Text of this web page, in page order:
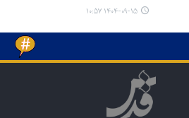
۱۴۰۴-۰۹-۱۵ ۱۰:۵۷